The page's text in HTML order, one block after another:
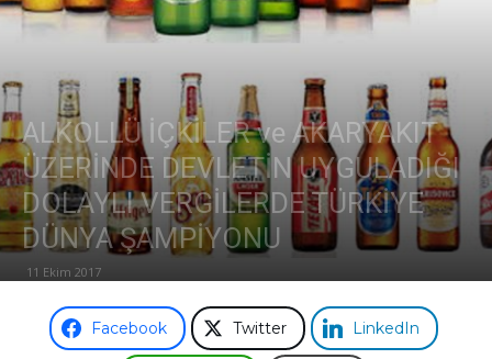
Ticaret
Odası
ALKOLLÜ İÇKİLER ve AKARYAKIT
ÜZERİNDE DEVLETİN UYGULADIĞI
DOLAYLI VERGİLERDE TÜRKİYE
DÜNYA ŞAMPİYONU
11 Ekim 2017
Facebook Twitter LinkedIn